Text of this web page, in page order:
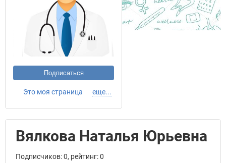
Подписаться
Это моя страница еще...
Вялкова Наталья Юрьевна
Подписчиков: 0, рейтинг: 0